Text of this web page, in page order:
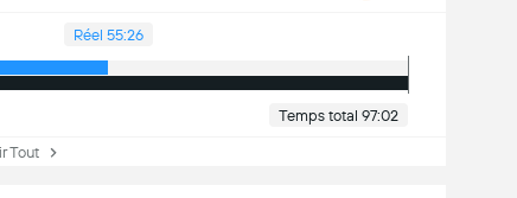
Réel 55:26
Temps total 97:02
Tout